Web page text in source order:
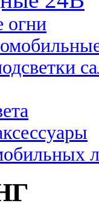
огни